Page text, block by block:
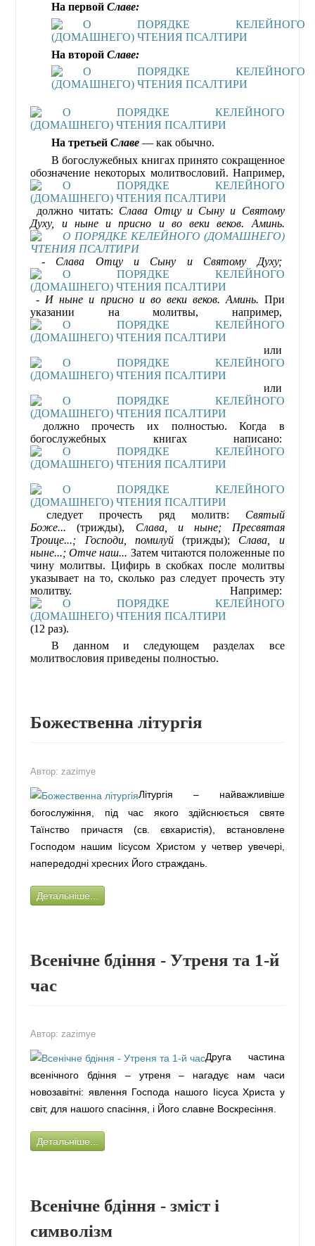
На первой Славе:
На второй Славе:
На третьей Славе— как обычно.
В богослужебных книгах принято сокращенное
обозначение некоторых молитвословий. Например,
должно читать: Слава Отцу и Сыну и Святому
Духу, и ныне и присно и во веки веков. Аминь.
- Слава Отцу и Сыну и Святому Духу;
- И ныне и присно и во веки веков. Аминь. При
указании на молитвы, например,
или
или
должно прочесть их полностью. Когда в
богослужебных книгах написано:
следует прочесть ряд молитв: Святый
Боже...(трижды), Слава, и ныне; Пресвятая
Троице...; Господи, помилуй(трижды); Слава, и
ныне...; Отче наш... Затем читаются положенные по
чину молитвы. Цифирь в скобках после молитвы
указывает на то, сколько раз следует прочесть эту
молитву. Например:
(12 раз).
В данном и следующем разделах все
молитвословия приведены полностью.
Божественна літургія
Автор:zazimye
Літургія – найважливіше
богослужіння, під час якого здійснюється святе
Таїнство причастя (св. євхаристія), встановлене
Господом нашим Іісусом Христом у четвер увечері,
напередодні хресних Його страждань.
Детальніше...
Всенічне бдіння - Утреня та 1-й
час
Автор:zazimye
Друга частина
всенічного бдіння – утреня – нагадує нам часи
новозавітні: явлення Господа нашого Іісуса Христа у
світ, для нашого спасіння, і Його славне Воскресіння.
Детальніше...
Всенічне бдіння - зміст і
символізм